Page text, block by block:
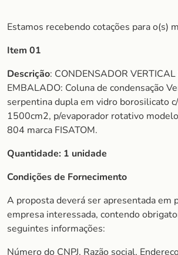
Estamos recebendo cotações para o(s)
Item 01
Descrição: CONDENSADOR
EMBALADO: Coluna de condensação
serpentina dupla em vidro borosilicato
1500cm2, p/evaporador rotativo
804 marca FISATOM.
Quantidade: 1 unidade
Condições de Fornecimento
A proposta deverá ser apresentada em
empresa interessada, contendo
seguintes informações:
Número do CNPJ, Razão social,